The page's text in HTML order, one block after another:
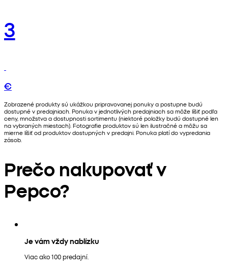
3
€
Zobrazené produkty sú ukážkou pripravovanej ponuky a postupne budú
dostupné v predajniach. Ponuka v jednotlivých predajniach sa môže líšiť podľa
ceny, množstva a dostupnosti sortimentu (niektoré položky budú dostupné len
na vybraných miestach). Fotografie produktov sú len ilustračné a môžu sa
mierne líšiť od produktov dostupných v predajni. Ponuka platí do vypredania
zásob.
Prečo nakupovať v
Pepco?
Je vám vždy nablízku
Viac ako 100 predajní.